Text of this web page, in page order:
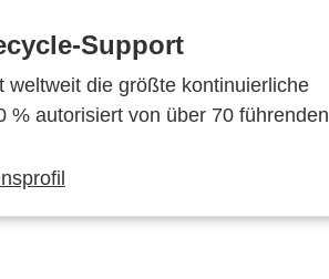
Support
weltweit die größte kontinuierliche
% autorisiert von über 70 führenden